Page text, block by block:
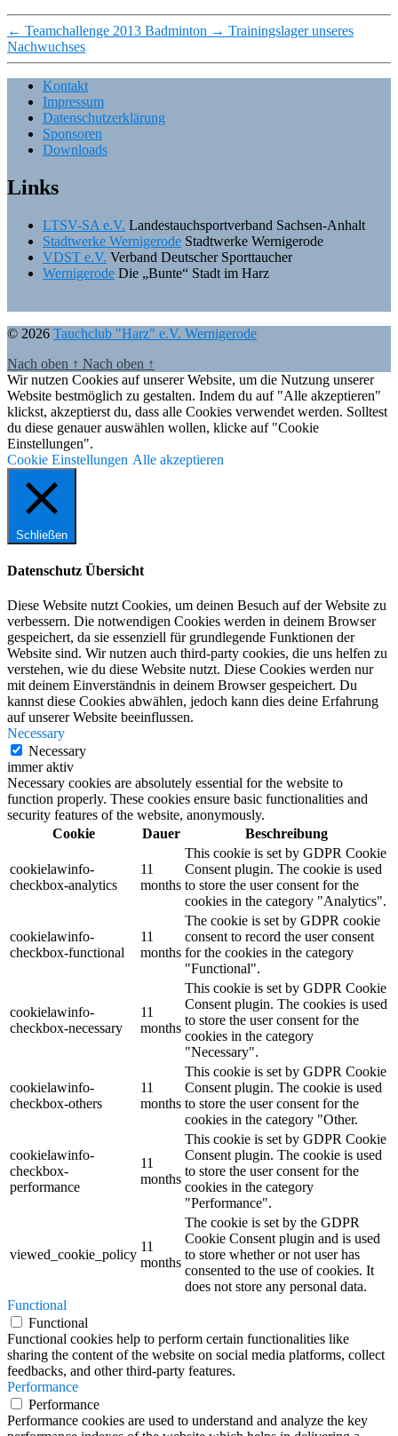
← Teamchallenge 2013 Badminton → Trainingslager unseres
Nachwuchses
Kontakt
Impressum
Datenschutzerklärung
Sponsoren
Downloads
Links
LTSV-SA e.V. Landestauchsportverband Sachsen-Anhalt
Stadtwerke Wernigerode Stadtwerke Wernigerode
VDST e.V. Verband Deutscher Sporttaucher
Wernigerode Die „Bunte“ Stadt im Harz
© 2026 Tauchclub "Harz" e.V. Wernigerode
Nach oben ↑ Nach oben ↑
Wir nutzen Cookies auf unserer Website, um die Nutzung unserer
Website bestmöglich zu gestalten. Indem du auf "Alle akzeptieren"
klickst, akzeptierst du, dass alle Cookies verwendet werden. Solltest
du diese genauer auswählen wollen, klicke auf "Cookie
Einstellungen".
Cookie Einstellungen Alle akzeptieren
Schließen
Datenschutz Übersicht
Diese Website nutzt Cookies, um deinen Besuch auf der Website zu
verbessern. Die notwendigen Cookies werden in deinem Browser
gespeichert, da sie essenziell für grundlegende Funktionen der
Website sind. Wir nutzen auch third-party cookies, die uns helfen zu
verstehen, wie du diese Website nutzt. Diese Cookies werden nur
mit deinem Einverständnis in deinem Browser gespeichert. Du
kannst diese Cookies abwählen, jedoch kann dies deine Erfahrung
auf unserer Website beeinflussen.
Necessary
Necessary
immer aktiv
Necessary cookies are absolutely essential for the website to
function properly. These cookies ensure basic functionalities and
security features of the website, anonymously.
Cookie
Dauer Beschreibung
cookielawinfo-
checkbox-analytics
11
months
This cookie is set by GDPR Cookie
Consent plugin. The cookie is used
to store the user consent for the
cookies in the category "Analytics".
cookielawinfo-
checkbox-functional
11
months
The cookie is set by GDPR cookie
consent to record the user consent
for the cookies in the category
"Functional".
cookielawinfo-
checkbox-necessary
11
months
This cookie is set by GDPR Cookie
Consent plugin. The cookies is used
to store the user consent for the
cookies in the category
"Necessary".
cookielawinfo-
checkbox-others
11
months
This cookie is set by GDPR Cookie
Consent plugin. The cookie is used
to store the user consent for the
cookies in the category "Other.
cookielawinfo-
checkbox-
performance
11
months
This cookie is set by GDPR Cookie
Consent plugin. The cookie is used
to store the user consent for the
cookies in the category
"Performance".
viewed_cookie_policy
11
months
The cookie is set by the GDPR
Cookie Consent plugin and is used
to store whether or not user has
consented to the use of cookies. It
does not store any personal data.
Functional
Functional
Functional cookies help to perform certain functionalities like
sharing the content of the website on social media platforms, collect
feedbacks, and other third-party features.
Performance
Performance
Performance cookies are used to understand and analyze the key